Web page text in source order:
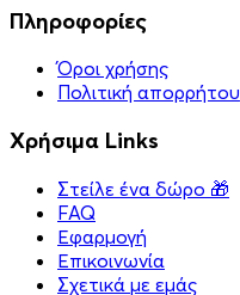
Πληροφορίες
Όροι χρήσης
Πολιτική απορρήτου
Χρήσιμα Links
Στείλε ένα δώρο 🎁
FAQ
Εφαρμογή
Επικοινωνία
Σχετικά με εμάς